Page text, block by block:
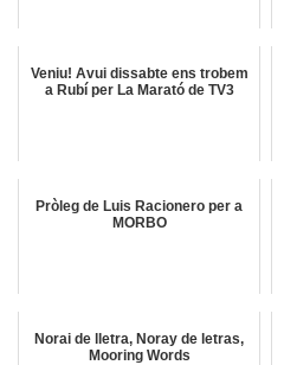
Veniu! Avui dissabte ens trobem
a Rubí per La Marató de TV3
Pròleg de Luis Racionero per a
MORBO
Norai de lletra, Noray de letras,
Mooring Words